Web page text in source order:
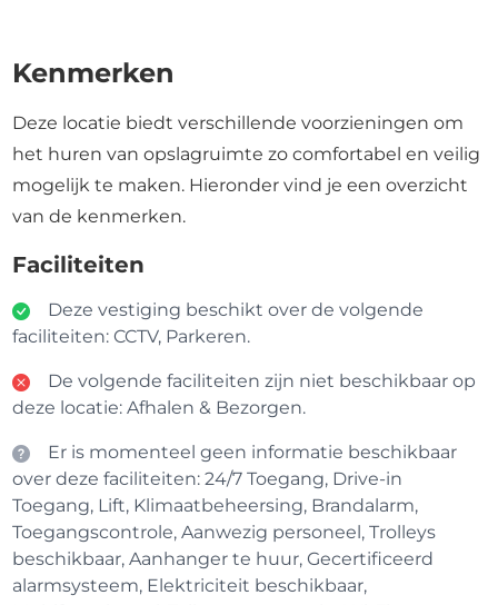
Kenmerken
Deze locatie biedt verschillende voorzieningen om
het huren van opslagruimte zo comfortabel en veilig
mogelijk te maken. Hieronder vind je een overzicht
van de kenmerken.
Faciliteiten
Deze vestiging beschikt over de volgende
faciliteiten: CCTV, Parkeren.
De volgende faciliteiten zijn niet beschikbaar op
deze locatie: Afhalen & Bezorgen.
Er is momenteel geen informatie beschikbaar
over deze faciliteiten: 24/7 Toegang, Drive-in
Toegang, Lift, Klimaatbeheersing, Brandalarm,
Toegangscontrole, Aanwezig personeel, Trolleys
beschikbaar, Aanhanger te huur, Gecertificeerd
alarmsysteem, Elektriciteit beschikbaar,